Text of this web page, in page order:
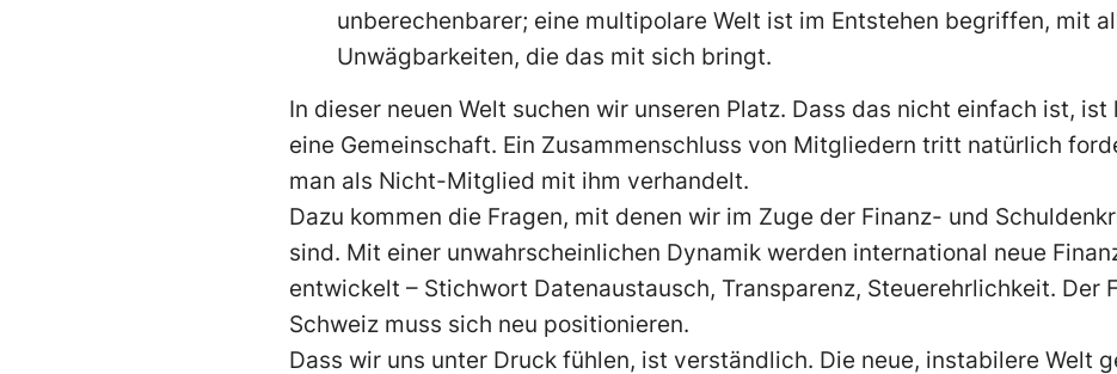
unberechenbarer; eine multipolare Welt ist im Entstehen begriffen, mit
Unwägbarkeiten, die das mit sich bringt.
In dieser neuen Welt suchen wir unseren Platz. Dass das nicht einfach ist, ist
eine Gemeinschaft. Ein Zusammenschluss von Mitgliedern tritt natürlich
man als Nicht-Mitglied mit ihm verhandelt.
Dazu kommen die Fragen, mit denen wir im Zuge der Finanz- und
sind. Mit einer unwahrscheinlichen Dynamik werden international neue
entwickelt – Stichwort Datenaustausch, Transparenz, Steuerehrlichkeit. Der
Schweiz muss sich neu positionieren.
Dass wir uns unter Druck fühlen, ist verständlich. Die neue, instabilere Welt